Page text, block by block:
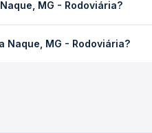
consulta os horários
MG - Rodoviária?
os preços de todas as
Naque, MG - Rodoviária?